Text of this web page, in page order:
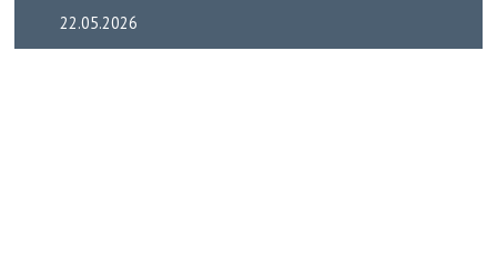
22.05.2026